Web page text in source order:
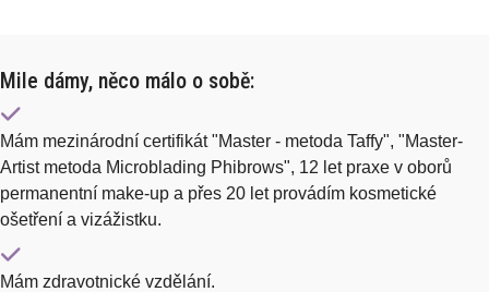
Mile dámy, něco málo o sobě:
Mám mezinárodní certifikát "Master - metoda Taffy", "Master-
Artist metoda Microblading Phibrows", 12 let praxe v oborů
permanentní make-up a přes 20 let provádím kosmetické
ošetření a vizážistku.
Mám zdravotnické vzdělání.